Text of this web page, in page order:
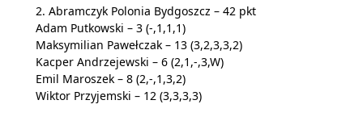
2. Abramczyk Polonia Bydgoszcz – 42 pkt
Adam Putkowski – 3 (-,1,1,1)
Maksymilian Pawełczak – 13 (3,2,3,3,2)
Kacper Andrzejewski – 6 (2,1,-,3,W)
Emil Maroszek – 8 (2,-,1,3,2)
Wiktor Przyjemski – 12 (3,3,3,3)